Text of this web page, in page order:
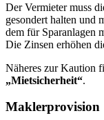
Der Vermieter muss
gesondert halten und
dem für Sparanlagen
Die Zinsen erhöhen
Näheres zur Kaution
„Mietsicherheit“.
Maklerprovision